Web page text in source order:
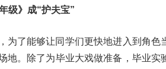
级》成“护夫宝”
为了能够让同学们更快地进入到角色
地。除了为毕业大戏做准备，毕业实